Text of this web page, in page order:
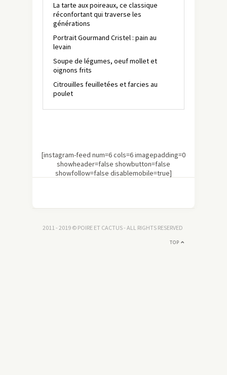
La tarte aux poireaux, ce classique
réconfortant qui traverse les
générations
Portrait Gourmand Cristel : pain au
levain
Soupe de légumes, oeuf mollet et
oignons frits
Citrouilles feuilletées et farcies au
poulet
[instagram-feed num=6 cols=6 imagepadding=0
showheader=false showbutton=false
showfollow=false disablemobile=true]
2011 - 2019 © POIRE ET CACTUS - ALL RIGHTS RESERVED
TOP